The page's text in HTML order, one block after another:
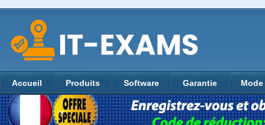
Accueil Produits Software Garantie